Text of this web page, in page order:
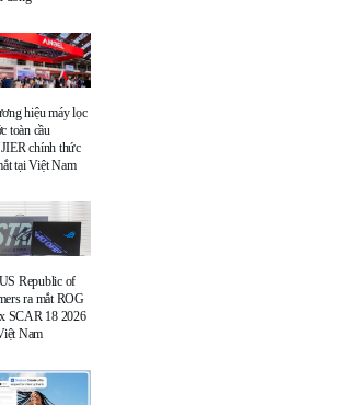
hiệu máy lọc
toàn cầu
chính thức
tại Việt Nam
Republic of
ra mắt ROG
SCAR 18 2026
Nam